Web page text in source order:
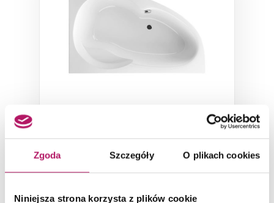
Zgoda Szczegóły O plikach cookies
Niniejsza strona korzysta z plików cookie
Wanna narożna prawa, 150x95 cm
900,00 PLN
-18% od 1 100,00 PLN najniższa cena